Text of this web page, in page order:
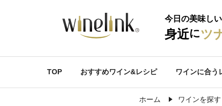
今日の美味し
身近にツ
TOP おすすめワイン&レシピ ワインに合う
ホーム ワインを探す